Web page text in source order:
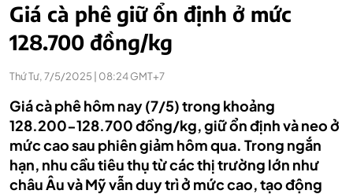
Giá cà phê giữ ổn định ở mức
128.700 đồng/kg
Thứ Tư, 7/5/2025 | 08:24 GMT+7
Giá cà phê hôm nay (7/5) trong khoảng
128.200-128.700 đồng/kg, giữ ổn định và neo ở
mức cao sau phiên giảm hôm qua. Trong ngắn
hạn, nhu cầu tiêu thụ từ các thị trường lớn như
châu Âu và Mỹ vẫn duy trì ở mức cao, tạo động